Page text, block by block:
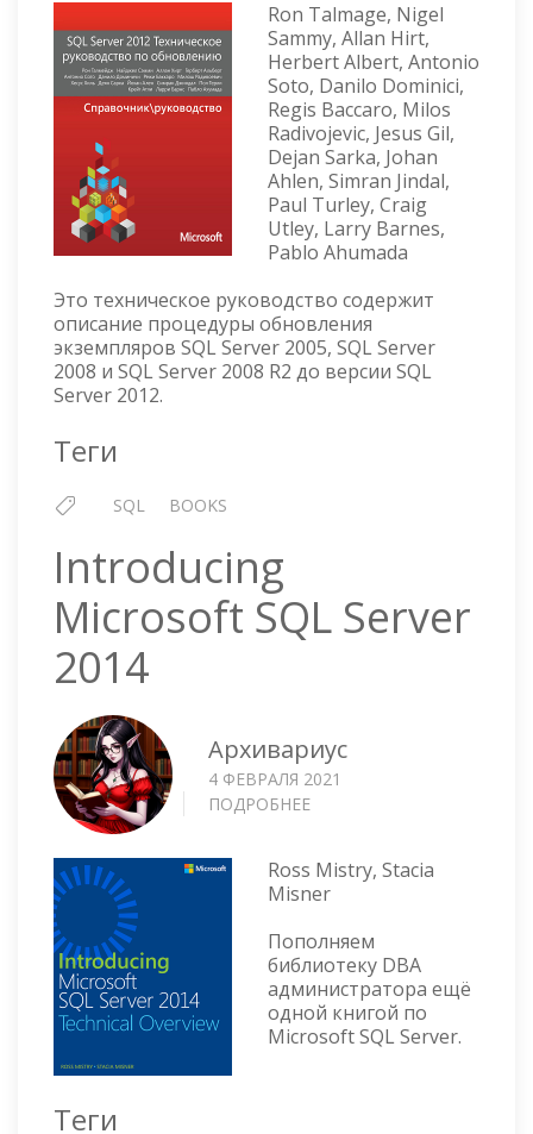
2012
ТЕХНИЧЕСКОЕ
РУКОВОДСТВО
ПО
ОБНОВЛЕНИЮ
Ron Talmage, Nigel
Sammy, Allan Hirt,
Herbert Albert, Antonio
Soto, Danilo Dominici,
Regis Baccaro, Milos
Radivojevic, Jesus Gil,
Dejan Sarka, Johan
Ahlen, Simran Jindal,
Paul Turley, Craig
Utley, Larry Barnes,
Pablo Ahumada
Это техническое руководство содержит
описание процедуры обновления
экземпляров SQL Server 2005, SQL Server
2008 и SQL Server 2008 R2 до версии SQL
Server 2012.
Теги
SQL BOOKS
Introducing
Microsoft SQL Server
2014
Архивариус
4 ФЕВРАЛЯ 2021
ПОДРОБНЕЕ
SQL
SERVER
Ross Mistry, Stacia
Misner
Пополняем
библиотеку DBA
администратора ещё
одной книгой по
Microsoft SQL Server.
Теги